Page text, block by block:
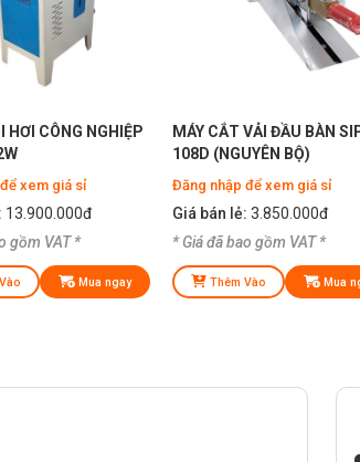
HƠI CÔNG NGHIỆP
xem giá sỉ
13.900.000đ
gồm VAT *
Mua ngay
MÁY CẮT VẢI ĐẦU BÀN
108D (NGUYÊN BỘ)
Đăng nhập để xem giá sỉ
Giá bán lẻ: 3.850.000đ
* Giá đã bao gồm VAT *
Thêm Vào Mua